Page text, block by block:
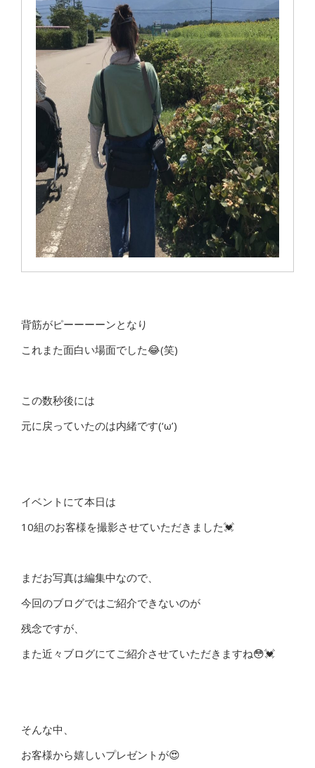
背筋がピーーーーンとなり
これまた面白い場面でした😂(笑)
この数秒後には
元に戻っていたのは内緒です(‘ω’)
イベントにて本日は
10組のお客様を撮影させていただきました💓
まだお写真は編集中なので、
今回のブログではご紹介できないのが
残念ですが、
また近々ブログにてご紹介させていただきますね😳💓
そんな中、
お客様から嬉しいプレゼントが😍